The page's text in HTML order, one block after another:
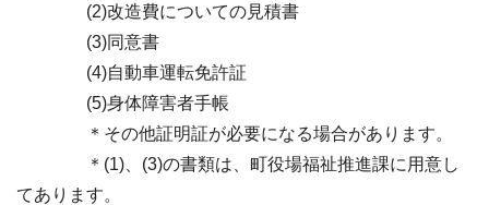
(2)改造費についての見積書
(3)同意書
(4)自動車運転免許証
(5)身体障害者手帳
＊その他証明証が必要になる場合があります。
＊(1)、(3)の書類は、町役場福祉推進課に用意し
てあります。